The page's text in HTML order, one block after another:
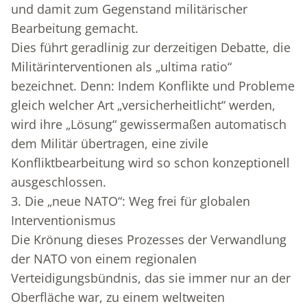
und damit zum Gegenstand militärischer
Bearbeitung gemacht.
Dies führt geradlinig zur derzeitigen Debatte, die
Militärinterventionen als „ultima ratio“
bezeichnet. Denn: Indem Konflikte und Probleme
gleich welcher Art „versicherheitlicht“ werden,
wird ihre „Lösung“ gewissermaßen automatisch
dem Militär übertragen, eine zivile
Konfliktbearbeitung wird so schon konzeptionell
ausgeschlossen.
3. Die „neue NATO“: Weg frei für globalen
Interventionismus
Die Krönung dieses Prozesses der Verwandlung
der NATO von einem regionalen
Verteidigungsbündnis, das sie immer nur an der
Oberfläche war, zu einem weltweiten